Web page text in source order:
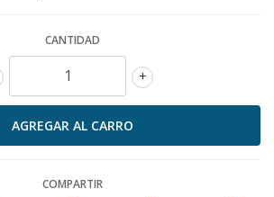
CANTIDAD
+
COMPARTIR